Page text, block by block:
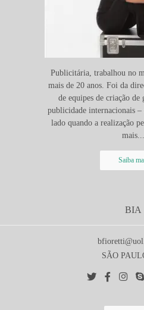
Publicitária, trabalhou no
mais de 20 anos. Foi da
de equipes de criação de
publicidade internacionais
lado quando a realização
mais...
Saiba
BIA
SÃO